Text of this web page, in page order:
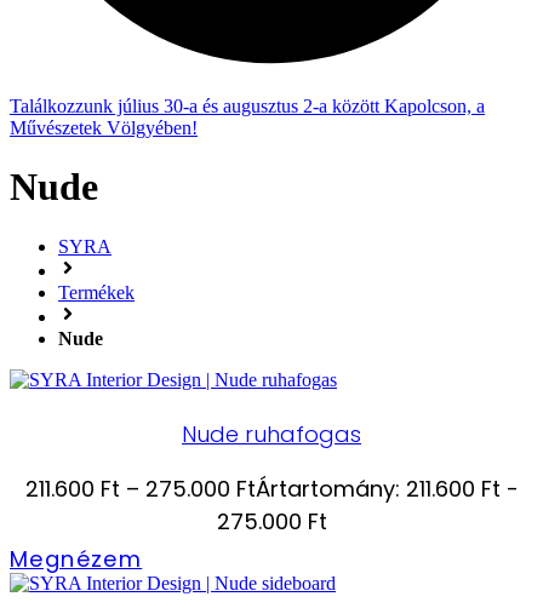
Találkozzunk július 30-a és augusztus 2-a között Kapolcson, a
Művészetek Völgyében!
Nude
SYRA
Termékek
Nude
Nude ruhafogas
211.600 Ft – 275.000 FtÁrtartomány: 211.600 Ft -
275.000 Ft
Megnézem